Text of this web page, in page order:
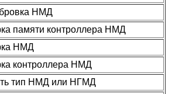
НМД
памяти контроллера НМД
НМД
контроллера НМД
тип НМД или НГМД